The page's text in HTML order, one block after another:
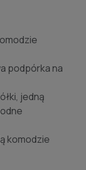
podpórka na
jedną
komodzie